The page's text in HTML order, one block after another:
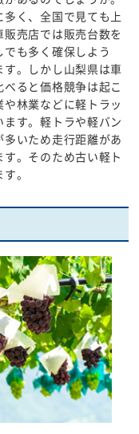
く、全国で見ても上
売店では販売台数を
も多く確保しよう
。しかし山梨県は車
ると価格競争は起こ
林業などに軽トラッ
す。軽トラや軽バン
いため走行距離があ
。そのため古い軽ト
。